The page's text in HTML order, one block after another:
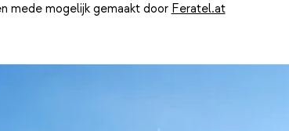
mede mogelijk gemaakt door Feratel.at